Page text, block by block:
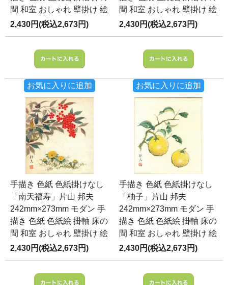
間 和室 おしゃれ 壁掛け 絵
2,430円(税込2,673円)
お気に入りに追加
間 和室 おしゃれ 壁掛け 絵
2,430円(税込2,673円)
お気に入りに追加
手描き 色紙 色紙掛けなし
「南天福寿」片山 邦夫
242mm×273mm モダン 手
描き 色紙 色紙絵 掛軸 床の
間 和室 おしゃれ 壁掛け 絵
2,430円(税込2,673円)
手描き 色紙 色紙掛けなし
「柚子」片山 邦夫
242mm×273mm モダン 手
描き 色紙 色紙絵 掛軸 床の
間 和室 おしゃれ 壁掛け 絵
2,430円(税込2,673円)